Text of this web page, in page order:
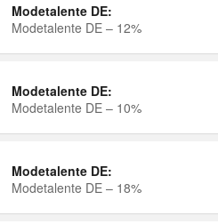
Modetalente DE:
Modetalente DE – 12%
Modetalente DE:
Modetalente DE – 10%
Modetalente DE:
Modetalente DE – 18%